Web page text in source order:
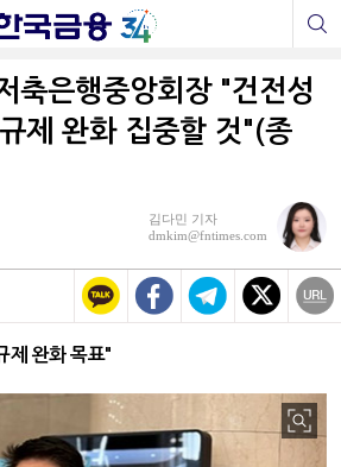
축은행중앙회장 "건전성
제 완화 집중할 것"(종
김다민 기자
dmkim@fntimes.com
제 완화 목표"